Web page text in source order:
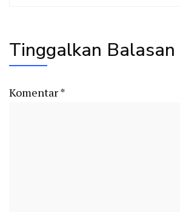
Tinggalkan Balasan
Komentar*